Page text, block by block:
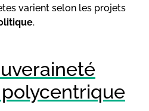
varient selon les projets
.